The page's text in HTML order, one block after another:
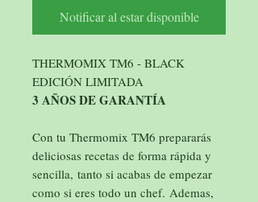
Notificar al estar disponible
THERMOMIX TM6 - BLACK
EDICIÓN LIMITADA
3 AÑOS DE GARANTÍA
Con tu Thermomix TM6 prepararás
deliciosas recetas de forma rápida y
sencilla, tanto si acabas de empezar
como si eres todo un chef. Ademas,